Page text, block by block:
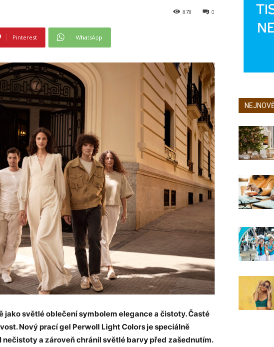
0
878
Pinterest WhatsApp
světlé oblečení symbolem elegance a čistoty. Časté
Nový prací gel Perwoll Light Colors je speciálně
a zároveň chránil světlé barvy před zašednutím.